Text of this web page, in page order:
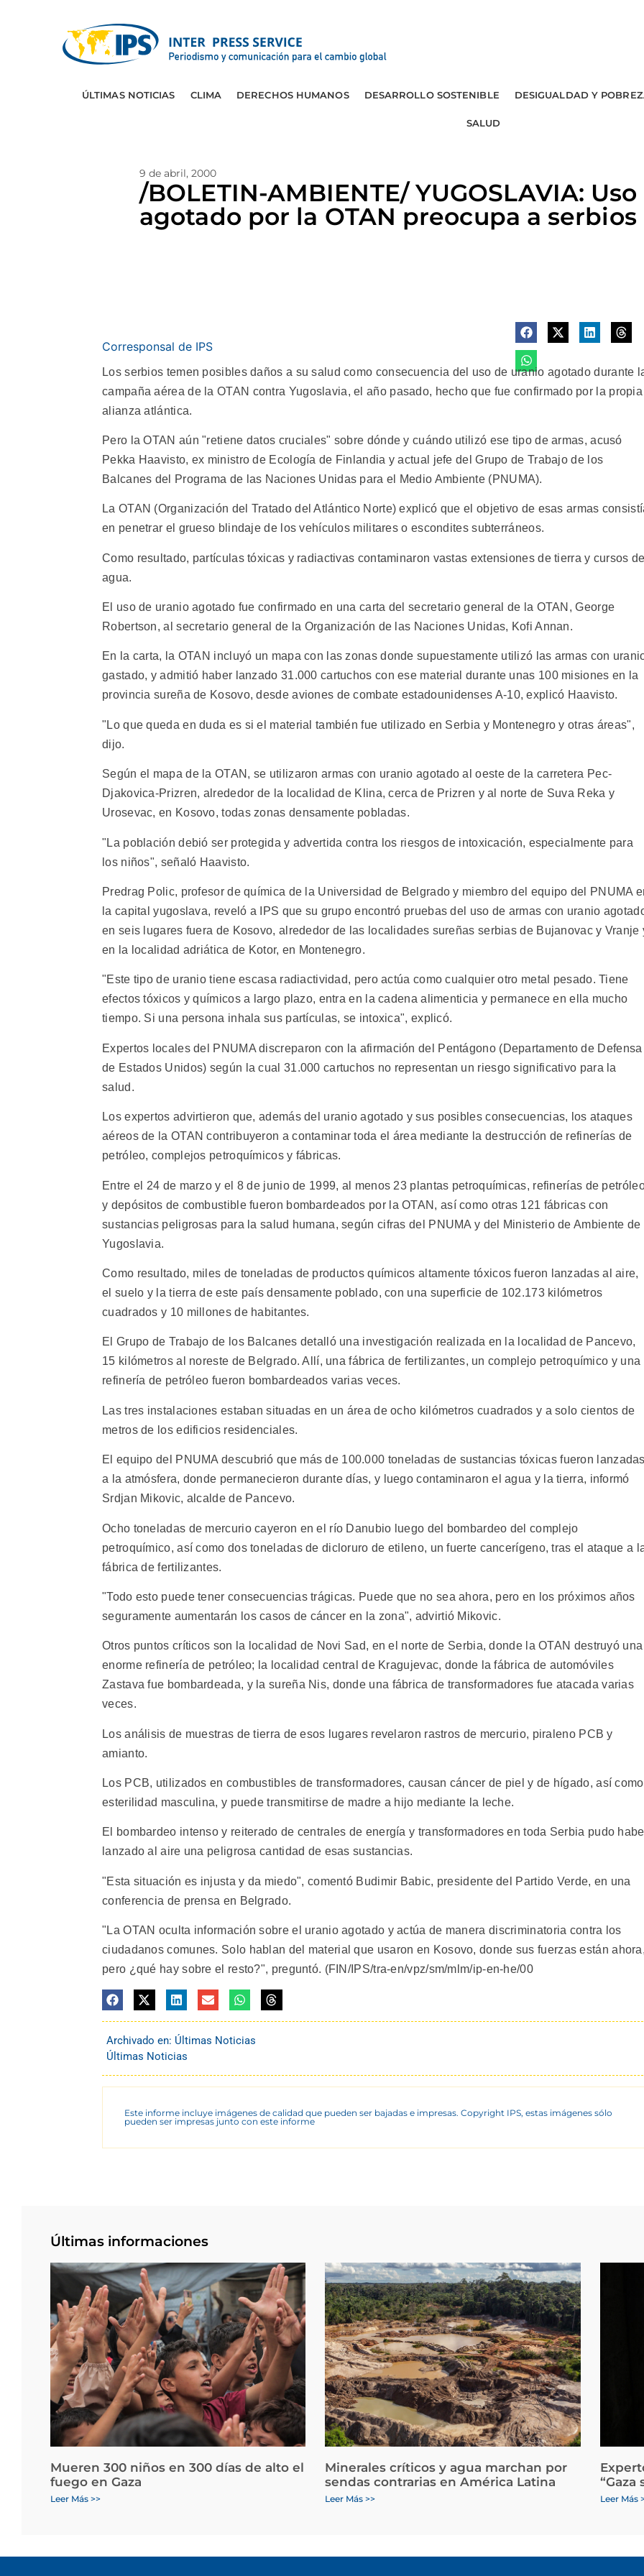
ÚLTIMAS NOTICIAS CLIMA DERECHOS HUMANOS DESARROLLO SOSTENIBLE DESIGUALDAD Y
SALUD
9 de abril, 2000
/BOLETIN-AMBIENTE/ YUGOSLAVIA:
agotado por la OTAN preocupa a serbios
Corresponsal de IPS
Los serbios temen posibles daños a su salud como consecuencia del uso de uranio agotado durante
campaña aérea de la OTAN contra Yugoslavia, el año pasado, hecho que fue confirmado por la propia
alianza atlántica.
Pero la OTAN aún "retiene datos cruciales" sobre dónde y cuándo utilizó ese tipo de armas, acusó
Pekka Haavisto, ex ministro de Ecología de Finlandia y actual jefe del Grupo de Trabajo de los
Balcanes del Programa de las Naciones Unidas para el Medio Ambiente (PNUMA).
La OTAN (Organización del Tratado del Atlántico Norte) explicó que el objetivo de esas armas
en penetrar el grueso blindaje de los vehículos militares o escondites subterráneos.
Como resultado, partículas tóxicas y radiactivas contaminaron vastas extensiones de tierra y cursos
agua.
El uso de uranio agotado fue confirmado en una carta del secretario general de la OTAN, George
Robertson, al secretario general de la Organización de las Naciones Unidas, Kofi Annan.
En la carta, la OTAN incluyó un mapa con las zonas donde supuestamente utilizó las armas con
gastado, y admitió haber lanzado 31.000 cartuchos con ese material durante unas 100 misiones en la
provincia sureña de Kosovo, desde aviones de combate estadounidenses A-10, explicó Haavisto.
"Lo que queda en duda es si el material también fue utilizado en Serbia y Montenegro y otras áreas",
dijo.
Según el mapa de la OTAN, se utilizaron armas con uranio agotado al oeste de la carretera Pec-
Djakovica-Prizren, alrededor de la localidad de Klina, cerca de Prizren y al norte de Suva Reka y
Urosevac, en Kosovo, todas zonas densamente pobladas.
"La población debió ser protegida y advertida contra los riesgos de intoxicación, especialmente para
los niños", señaló Haavisto.
Predrag Polic, profesor de química de la Universidad de Belgrado y miembro del equipo del PNUMA
la capital yugoslava, reveló a IPS que su grupo encontró pruebas del uso de armas con uranio
en seis lugares fuera de Kosovo, alrededor de las localidades sureñas serbias de Bujanovac y Vranje
en la localidad adriática de Kotor, en Montenegro.
"Este tipo de uranio tiene escasa radiactividad, pero actúa como cualquier otro metal pesado. Tiene
efectos tóxicos y químicos a largo plazo, entra en la cadena alimenticia y permanece en ella mucho
tiempo. Si una persona inhala sus partículas, se intoxica", explicó.
Expertos locales del PNUMA discreparon con la afirmación del Pentágono (Departamento de Defensa
de Estados Unidos) según la cual 31.000 cartuchos no representan un riesgo significativo para la
salud.
Los expertos advirtieron que, además del uranio agotado y sus posibles consecuencias, los ataques
aéreos de la OTAN contribuyeron a contaminar toda el área mediante la destrucción de refinerías de
petróleo, complejos petroquímicos y fábricas.
Entre el 24 de marzo y el 8 de junio de 1999, al menos 23 plantas petroquímicas, refinerías de
y depósitos de combustible fueron bombardeados por la OTAN, así como otras 121 fábricas con
sustancias peligrosas para la salud humana, según cifras del PNUMA y del Ministerio de Ambiente de
Yugoslavia.
Como resultado, miles de toneladas de productos químicos altamente tóxicos fueron lanzadas al aire,
el suelo y la tierra de este país densamente poblado, con una superficie de 102.173 kilómetros
cuadrados y 10 millones de habitantes.
El Grupo de Trabajo de los Balcanes detalló una investigación realizada en la localidad de Pancevo,
15 kilómetros al noreste de Belgrado. Allí, una fábrica de fertilizantes, un complejo petroquímico y una
refinería de petróleo fueron bombardeados varias veces.
Las tres instalaciones estaban situadas en un área de ocho kilómetros cuadrados y a solo cientos de
metros de los edificios residenciales.
El equipo del PNUMA descubrió que más de 100.000 toneladas de sustancias tóxicas fueron
a la atmósfera, donde permanecieron durante días, y luego contaminaron el agua y la tierra, informó
Srdjan Mikovic, alcalde de Pancevo.
Ocho toneladas de mercurio cayeron en el río Danubio luego del bombardeo del complejo
petroquímico, así como dos toneladas de dicloruro de etileno, un fuerte cancerígeno, tras el ataque a
fábrica de fertilizantes.
"Todo esto puede tener consecuencias trágicas. Puede que no sea ahora, pero en los próximos años
seguramente aumentarán los casos de cáncer en la zona", advirtió Mikovic.
Otros puntos críticos son la localidad de Novi Sad, en el norte de Serbia, donde la OTAN destruyó una
enorme refinería de petróleo; la localidad central de Kragujevac, donde la fábrica de automóviles
Zastava fue bombardeada, y la sureña Nis, donde una fábrica de transformadores fue atacada varias
veces.
Los análisis de muestras de tierra de esos lugares revelaron rastros de mercurio, piraleno PCB y
amianto.
Los PCB, utilizados en combustibles de transformadores, causan cáncer de piel y de hígado, así como
esterilidad masculina, y puede transmitirse de madre a hijo mediante la leche.
El bombardeo intenso y reiterado de centrales de energía y transformadores en toda Serbia pudo
lanzado al aire una peligrosa cantidad de esas sustancias.
"Esta situación es injusta y da miedo", comentó Budimir Babic, presidente del Partido Verde, en una
conferencia de prensa en Belgrado.
"La OTAN oculta información sobre el uranio agotado y actúa de manera discriminatoria contra los
ciudadanos comunes. Solo hablan del material que usaron en Kosovo, donde sus fuerzas están
pero ¿qué hay sobre el resto?", preguntó. (FIN/IPS/tra-en/vpz/sm/mlm/ip-en-he/00
Archivado en: Últimas Noticias
Últimas Noticias
Este informe incluye imágenes de calidad que pueden ser bajadas e impresas. Copyright IPS, estas imágenes sólo
pueden ser impresas junto con este informe
Últimas informaciones
Mueren 300 niños en 300 días de alto el
fuego en Gaza
Leer Más >>
Minerales críticos y agua marchan por
sendas contrarias en América Latina
Leer Más >>
“Gaza
Leer Más